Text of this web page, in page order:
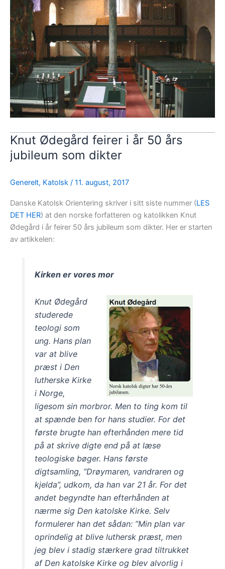
Knut Ødegård feirer i år 50 års
jubileum som dikter
Generelt, Katolsk / 11. august, 2017
Danske Katolsk Orientering skriver i sitt siste nummer (LES
DET HER) at den norske forfatteren og katolikken Knut
Ødegård i år feirer 50 års jubileum som dikter. Her er starten
av artikkelen:
Kirken er vores mor
Knut Ødegård
studerede
teologi som
ung. Hans plan
var at blive
præst i Den
lutherske Kirke
i Norge,
ligesom sin morbror. Men to ting kom til
at spænde ben for hans studier. For det
første brugte han efterhånden mere tid
på at skrive digte end på at læse
teologiske bøger. Hans første
digtsamling, “Drøymaren, vandraren og
kjelda”, udkom, da han var 21 år. For det
andet begyndte han efterhånden at
nærme sig Den katolske Kirke. Selv
formulerer han det sådan: ”Min plan var
oprindelig at blive luthersk præst, men
jeg blev i stadig stærkere grad tiltrukket
af Den katolske Kirke og blev alvorlig i